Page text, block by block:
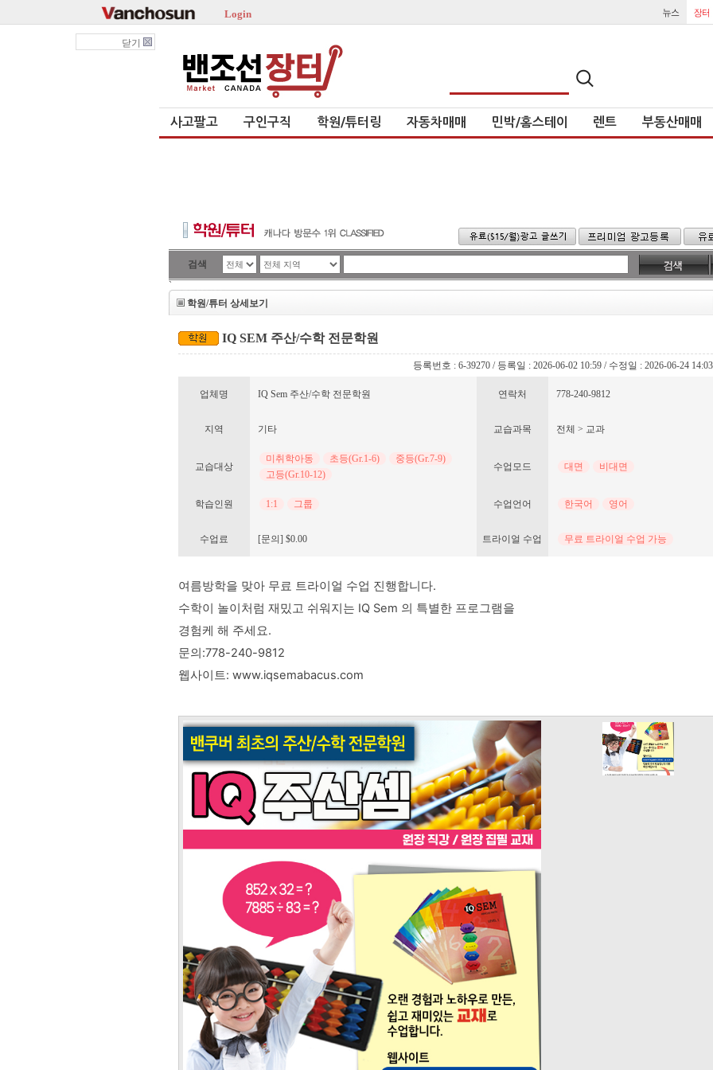
Login
닫기
사고팔고 구인구직 학원/튜터링 자동차매매 민박/홈스테이 렌트 부동산매매
검색
`
학원/튜터 상세보기
IQ SEM 주산/수학 전문학원
등록번호 : 6-39270 / 등록일 : 2026-06-02 10:59 / 수정일 : 2026-06-24
업체명 IQ Sem 주산/수학 전문학원 연락처 778-240-9812
지역 기타 교습과목 전체 > 교과
교습대상
미취학아동 초등(Gr.1-6)
중등(Gr.7-9)
고등(Gr.10-12)
수업모드 대면 비대면
학습인원 1:1 그룹 수업언어 한국어 영어
수업료 [문의] $0.00 트라이얼 수업 무료 트라이얼 수업 가능
여름방학을 맞아 무료 트라이얼 수업 진행합니다.
수학이 놀이처럼 재밌고 쉬워지는 IQ Sem 의 특별한 프로그램을
경험케 해 주세요.
문의:778-240-9812
웹사이트: www.iqsemabacus.com